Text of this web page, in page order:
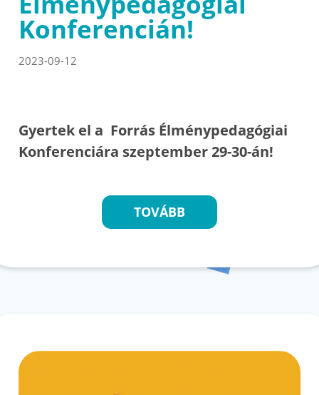
Konferencián!
2023-09-12
Gyertek el a Forrás Élménypedagógiai
Konferenciára szeptember 29-30-án!
TOVÁBB